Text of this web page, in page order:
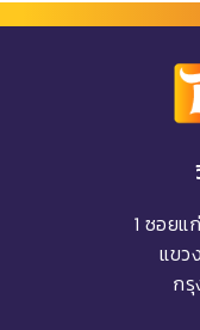
1 ซอยแ
แขว
ก